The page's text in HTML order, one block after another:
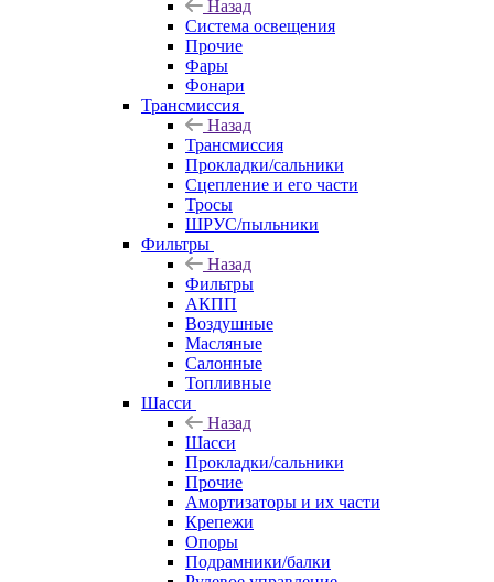
Назад
Система освещения
Прочие
Фары
Фонари
Трансмиссия
Назад
Трансмиссия
Прокладки/сальники
Сцепление и его части
Тросы
ШРУС/пыльники
Фильтры
Назад
Фильтры
АКПП
Воздушные
Масляные
Салонные
Топливные
Шасси
Назад
Шасси
Прокладки/сальники
Прочие
Амортизаторы и их части
Крепежи
Опоры
Подрамники/балки